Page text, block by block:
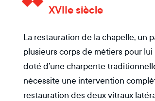
XVIIe siècle
La restauration de la chapelle, un
plusieurs corps de métiers pour
doté d’une charpente
nécessite une intervention
restauration des deux vitraux